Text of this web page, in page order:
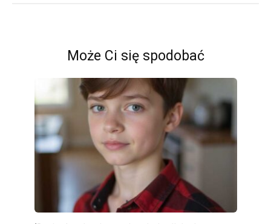
Może Ci się spodobać